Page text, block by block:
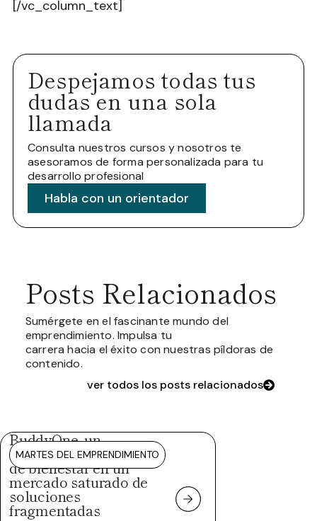
[/vc_column_text]
Despejamos todas tus
dudas en una sola
llamada
Consulta nuestros cursos y nosotros te
asesoramos de forma personalizada para tu
desarrollo profesional
Habla con un orientador
Posts Relacionados
Sumérgete en el fascinante mundo del
emprendimiento. Impulsa tu
carrera hacia el éxito con nuestras píldoras de
contenido.
ver todos los posts relacionados
MARTES DEL EMPRENDIMIENTO
BuddyOne, un
ecosistema integral
de bienestar en un
mercado saturado de
soluciones
fragmentadas